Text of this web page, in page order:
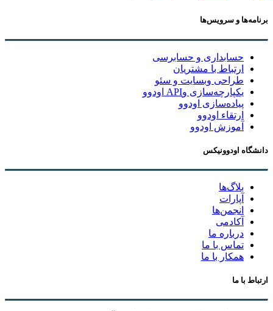
برنامه‌ها و سرویس‌ها
حسابداری و حسابرسی
ارتباط با مشتریان
طراحی وبسایت و سئو
یکپارچه‌سازی وAPI اودوو
پیاده‌سازی اودوو
ارتقاء اودوو
آموزش اودوو
دانشگاه اودوونیکس
بلاگ‌ها
آپارات
انجمن‌ها
آکادمی
درباره ما
تماس با ما
همکار با ما
ارتباط با ما